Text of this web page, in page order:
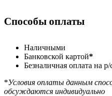
Способы оплаты
Наличными
Банковской картой*
Безналичная оплата на р/
*Условия оплаты данным
обсуждаются индивидуально